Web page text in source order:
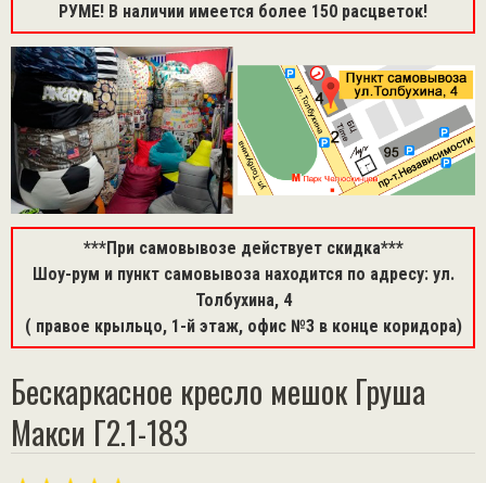
РУМЕ! В наличии имеется более 150 расцветок!
***При самовывозе действует скидка***
Шоу-рум и пункт самовывоза находится по адресу: ул.
Толбухина, 4
( правое крыльцо, 1-й этаж, офис №3 в конце коридора)
Бескаркасное кресло мешок Груша
Макси Г2.1-183